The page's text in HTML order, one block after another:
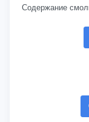
Содержание